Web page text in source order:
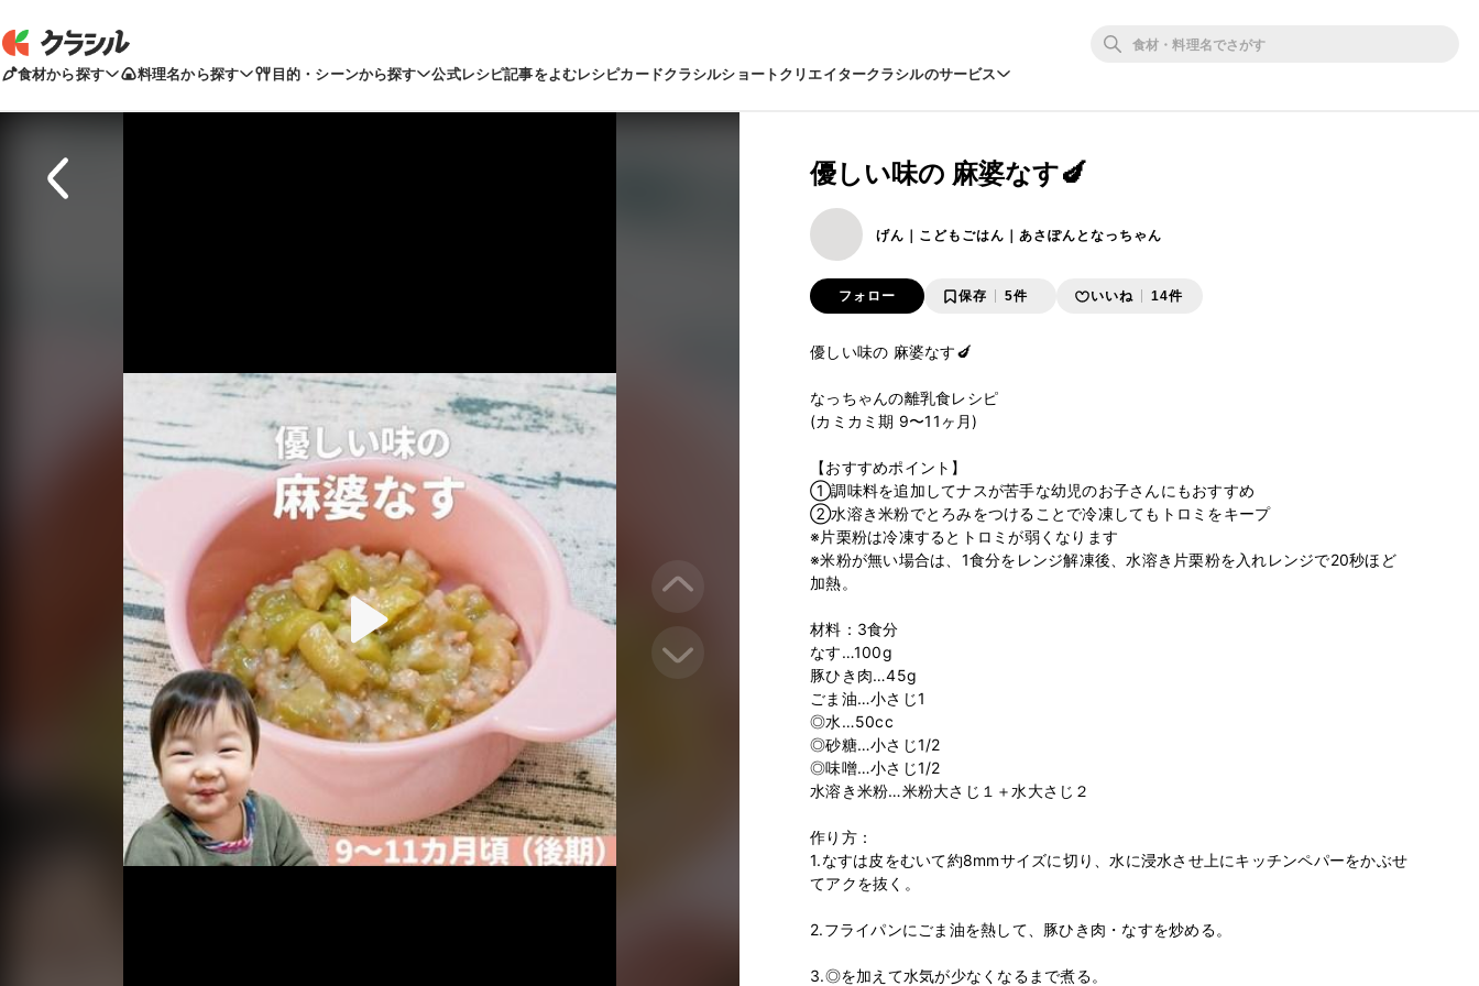
食材から探す 料理名から探す 目的・シーンから探す 公式レシピ記事をよむレシピカードクラシルショートクリエイタークラシルのサービス
優しい味の 麻婆なす🍆
げん｜こどもごはん｜あさぽんとなっちゃん
フォロー 保存 5件 いいね 14件
優しい味の 麻婆なす🍆
なっちゃんの離乳食レシピ
(カミカミ期 9〜11ヶ月)
【おすすめポイント】
①調味料を追加してナスが苦手な幼児のお子さんにもおすすめ
②水溶き米粉でとろみをつけることで冷凍してもトロミをキープ
※片栗粉は冷凍するとトロミが弱くなります
※米粉が無い場合は、1食分をレンジ解凍後、水溶き片栗粉を入れレンジで20秒ほど
加熱。
材料：3食分
なす…100g
豚ひき肉…45g
ごま油…小さじ1
◎水…50cc
◎砂糖…小さじ1/2
◎味噌…小さじ1/2
水溶き米粉…米粉大さじ１＋水大さじ２
作り方：
1.なすは皮をむいて約8mmサイズに切り、水に浸水させ上にキッチンペパーをかぶせ
てアクを抜く。
2.フライパンにごま油を熱して、豚ひき肉・なすを炒める。
3.◎を加えて水気が少なくなるまで煮る。